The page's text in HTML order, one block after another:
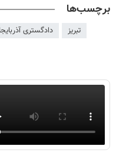
برچسب‌ها
تبریز دادگستری